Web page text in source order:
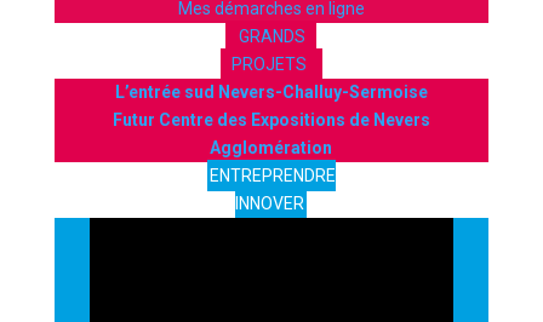
Mes démarches en ligne
GRANDS
PROJETS
L’entrée sud Nevers-Challuy-Sermoise
Futur Centre des Expositions de Nevers
Agglomération
ENTREPRENDRE
INNOVER